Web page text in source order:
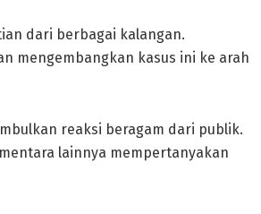
dari berbagai kalangan.
mengembangkan kasus ini ke arah
reaksi beragam dari publik.
lainnya mempertanyakan